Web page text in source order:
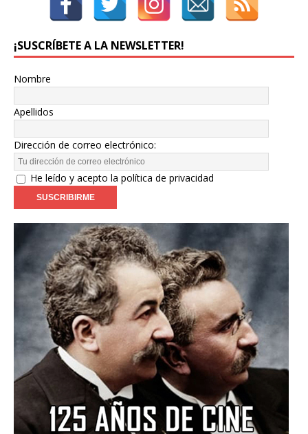
¡SUSCRÍBETE A LA NEWSLETTER!
Nombre
Apellidos
Dirección de correo electrónico:
He leído y acepto la política de privacidad